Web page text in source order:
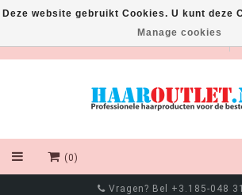
(0)
Vragen? Bel +3.185-048
Deze website gebruikt Cookies. U kunt deze
Manage cookies